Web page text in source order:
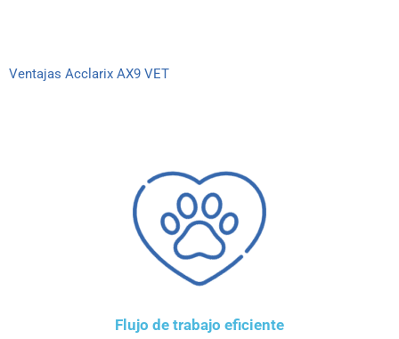
Ventajas Acclarix AX9 VET
Flujo de trabajo eficiente